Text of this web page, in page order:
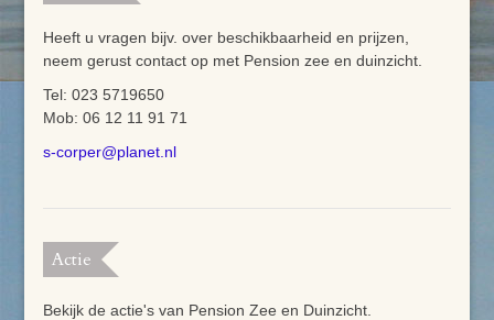
Heeft u vragen bijv. over beschikbaarheid en prijzen,
neem gerust contact op met Pension zee en duinzicht.
Tel: 023 5719650
Mob: 06 12 11 91 71
s-corper@planet.nl
Actie
Bekijk de actie's van Pension Zee en Duinzicht.